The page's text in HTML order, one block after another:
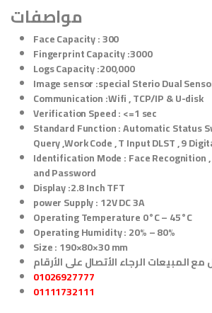
مواصفات
Face Capacity : 300
Fingerprint Capacity :3000
Logs Capacity :200,000
Image sensor :special Sterio Dual
Communication :Wifi , TCP/IP & U-disk
Verification Speed : <=1 sec
Standard Function : Automatic Status
Query ,Work Code , T Input DLST , 9
Identification Mode : Face Recognition
and Password
Display :2.8 Inch TFT
power Supply : 12V DC 3A
Operating Temperature 0°C – 45°C
Operating Humidity : 20% – 80%
Size : 190×80×30 mm
01026927777
01111732111